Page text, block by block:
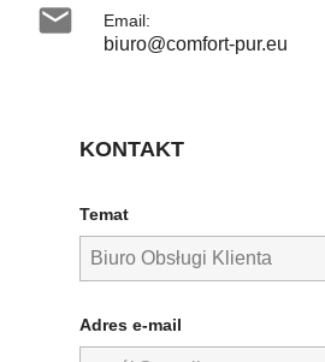
 Email:
biuro@comfort-pur.eu
KONTAKT
Temat
Adres e-mail